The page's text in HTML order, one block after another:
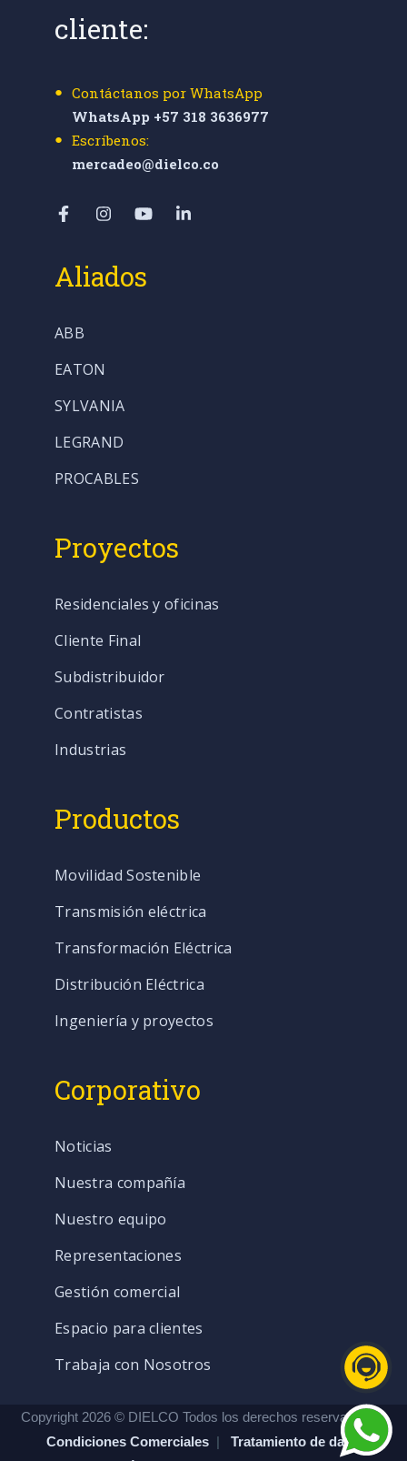
cliente:
Contáctanos por WhatsApp
WhatsApp +57 318 3636977
Escríbenos:
mercadeo@dielco.co
Aliados
ABB
EATON
SYLVANIA
LEGRAND
PROCABLES
Proyectos
Residenciales y oficinas
Cliente Final
Subdistribuidor
Contratistas
Industrias
Productos
Movilidad Sostenible
Transmisión eléctrica
Transformación Eléctrica
Distribución Eléctrica
Ingeniería y proyectos
Corporativo
Noticias
Nuestra compañía
Nuestro equipo
Representaciones
Gestión comercial
Espacio para clientes
Trabaja con Nosotros
Copyright 2026 © DIELCO Todos los derechos reservados. |
Condiciones Comerciales | Tratamiento de datos